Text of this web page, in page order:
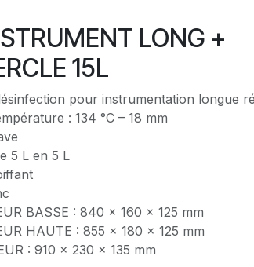
LONG +
15L
pour instrumentation longue
: 134 °C – 18 mm
5 L en 5 L
BASSE : 840 × 160 × 125 mm
HAUTE : 855 × 180 × 125 mm
: 910 × 230 × 135 mm